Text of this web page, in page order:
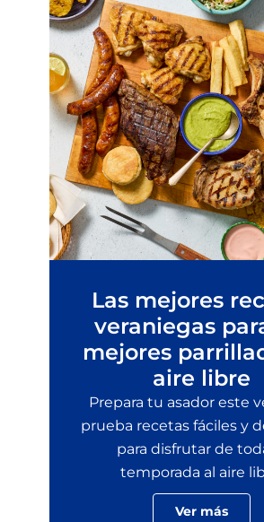
Las mejores
veraniegas
mejores
aire libre
Prepara tu asador este
prueba recetas fáciles y
para disfrutar de
temporada al aire
Ver más